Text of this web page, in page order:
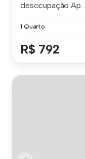
desocupação Ap...
1 Quarto
R$ 792